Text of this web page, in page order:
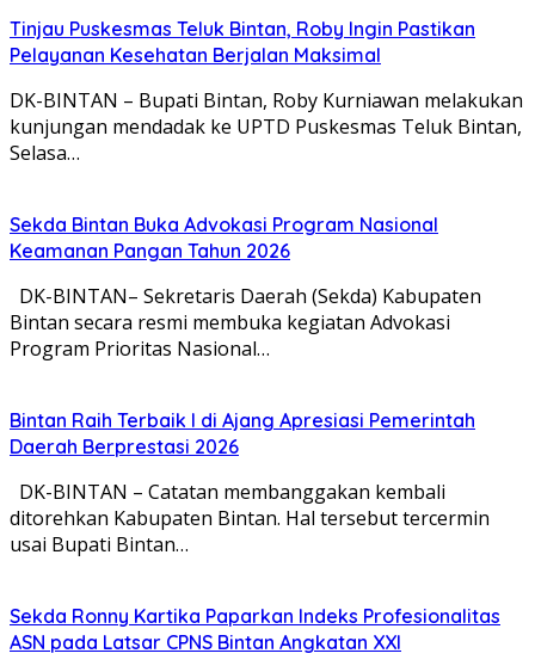
Tinjau Puskesmas Teluk Bintan, Roby Ingin Pastikan
Pelayanan Kesehatan Berjalan Maksimal
DK-BINTAN – Bupati Bintan, Roby Kurniawan melakukan
kunjungan mendadak ke UPTD Puskesmas Teluk Bintan,
Selasa…
Sekda Bintan Buka Advokasi Program Nasional
Keamanan Pangan Tahun 2026
DK-BINTAN– Sekretaris Daerah (Sekda) Kabupaten
Bintan secara resmi membuka kegiatan Advokasi
Program Prioritas Nasional…
Bintan Raih Terbaik I di Ajang Apresiasi Pemerintah
Daerah Berprestasi 2026
DK-BINTAN – Catatan membanggakan kembali
ditorehkan Kabupaten Bintan. Hal tersebut tercermin
usai Bupati Bintan…
Sekda Ronny Kartika Paparkan Indeks Profesionalitas
ASN pada Latsar CPNS Bintan Angkatan XXI